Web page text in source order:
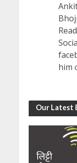
him
Our Latest